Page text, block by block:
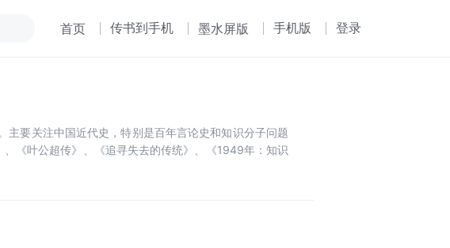
首页 传书到手机 墨水屏版 手机版 登录
要关注中国近代史，特别是百年言论史和知识分子问题
《叶公超传》、《追寻失去的传统》、《1949年：知识